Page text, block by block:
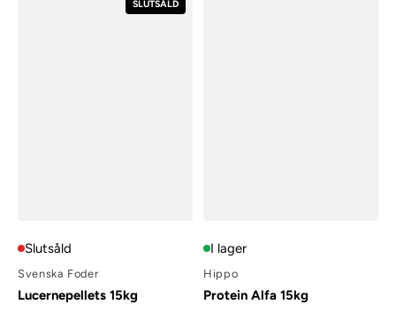
SLUTSÅLD
Slutsåld
Svenska Foder
Lucernepellets 15kg
I lager
Hippo
Protein Alfa 15kg